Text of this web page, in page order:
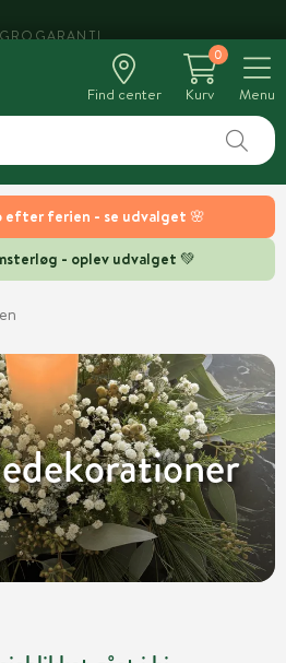
efter ferien - se udvalget 🌸
- oplev udvalget 💚
Find center
0
Kurv
Menu